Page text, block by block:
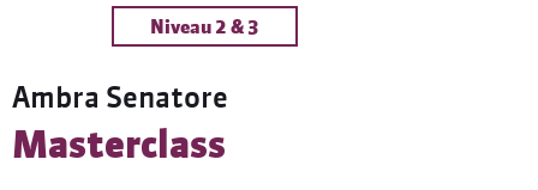
Niveau 2 & 3
Ambra Senatore
Masterclass